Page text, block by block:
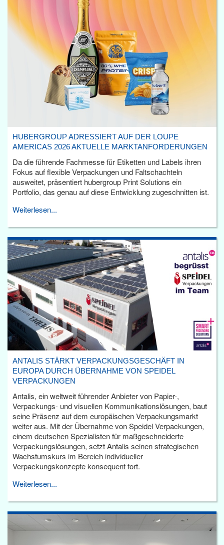
HUBERGROUP ADRESSIERT AUF DER LOUPE
AMERICAS 2026 AKTUELLE MARKTANFORDERUNGEN
Da die führende Fachmesse für Etiketten und Labels ihren
Fokus auf flexible Verpackungen und Faltschachteln
ausweitet, präsentiert hubergroup Print Solutions ein
Portfolio, das genau auf diese Entwicklung zugeschnitten ist.
Weiterlesen...
ANTALIS STÄRKT VERPACKUNGSGESCHÄFT IN
EUROPA DURCH ÜBERNAHME VON SPEIDEL
VERPACKUNGEN
Antalis, ein weltweit führender Anbieter von Papier-,
Verpackungs- und visuellen Kommunikationslösungen, baut
seine Präsenz auf dem europäischen Verpackungsmarkt
weiter aus. Mit der Übernahme von Speidel Verpackungen,
einem deutschen Spezialisten für maßgeschneiderte
Verpackungslösungen, setzt Antalis seinen strategischen
Wachstumskurs im Bereich individueller
Verpackungskonzepte konsequent fort.
Weiterlesen...